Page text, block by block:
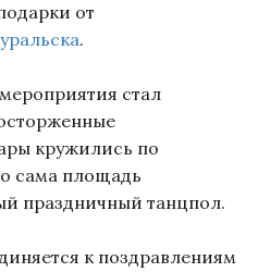
от
.
стал
кружились по
сама площадь
праздничный танцпол.
к поздравлениям